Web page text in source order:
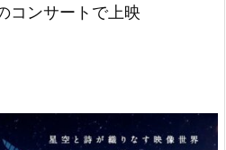
コンサートで上映